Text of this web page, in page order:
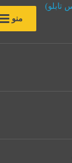
منو